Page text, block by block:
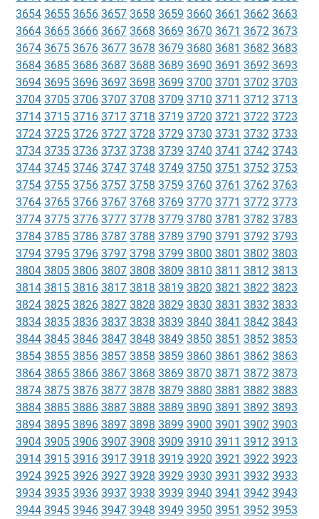
3654 3655 3656 3657 3658 3659 3660 3661 3662 3663
3664 3665 3666 3667 3668 3669 3670 3671 3672 3673
3674 3675 3676 3677 3678 3679 3680 3681 3682 3683
3684 3685 3686 3687 3688 3689 3690 3691 3692 3693
3694 3695 3696 3697 3698 3699 3700 3701 3702 3703
3704 3705 3706 3707 3708 3709 3710 3711 3712 3713
3714 3715 3716 3717 3718 3719 3720 3721 3722 3723
3724 3725 3726 3727 3728 3729 3730 3731 3732 3733
3734 3735 3736 3737 3738 3739 3740 3741 3742 3743
3744 3745 3746 3747 3748 3749 3750 3751 3752 3753
3754 3755 3756 3757 3758 3759 3760 3761 3762 3763
3764 3765 3766 3767 3768 3769 3770 3771 3772 3773
3774 3775 3776 3777 3778 3779 3780 3781 3782 3783
3784 3785 3786 3787 3788 3789 3790 3791 3792 3793
3794 3795 3796 3797 3798 3799 3800 3801 3802 3803
3804 3805 3806 3807 3808 3809 3810 3811 3812 3813
3814 3815 3816 3817 3818 3819 3820 3821 3822 3823
3824 3825 3826 3827 3828 3829 3830 3831 3832 3833
3834 3835 3836 3837 3838 3839 3840 3841 3842 3843
3844 3845 3846 3847 3848 3849 3850 3851 3852 3853
3854 3855 3856 3857 3858 3859 3860 3861 3862 3863
3864 3865 3866 3867 3868 3869 3870 3871 3872 3873
3874 3875 3876 3877 3878 3879 3880 3881 3882 3883
3884 3885 3886 3887 3888 3889 3890 3891 3892 3893
3894 3895 3896 3897 3898 3899 3900 3901 3902 3903
3904 3905 3906 3907 3908 3909 3910 3911 3912 3913
3914 3915 3916 3917 3918 3919 3920 3921 3922 3923
3924 3925 3926 3927 3928 3929 3930 3931 3932 3933
3934 3935 3936 3937 3938 3939 3940 3941 3942 3943
3944 3945 3946 3947 3948 3949 3950 3951 3952 3953